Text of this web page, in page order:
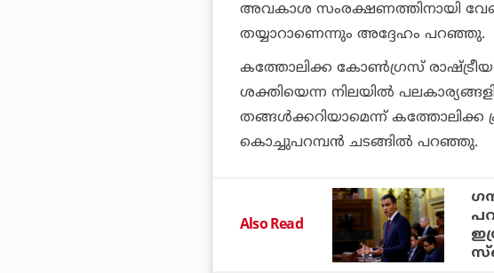
അവകാശ സംരക്ഷണത്തിനായി
തയ്യാറാണെന്നും അദ്ദേഹം പറഞ്ഞു.
കത്തോലിക്ക കോണ്‍ഗ്രസ് രാഷ്ട്രീയ
ശക്തിയെന്ന നിലയില്‍
തങ്ങള്‍ക്കറിയാമെന്ന് കത്തോലിക്ക
കൊച്ചുപറമ്പന്‍ ചടങ്ങില്‍ പറഞ്ഞു.
Also Read